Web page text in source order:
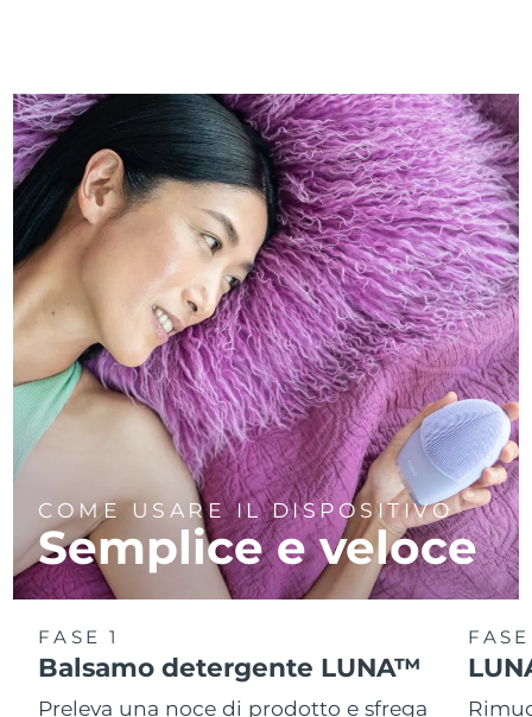
COME USARE IL DISPOSITIVO
Semplice e veloce
FASE 1
Balsamo detergente LUNA™
Preleva una noce di prodotto e sfrega